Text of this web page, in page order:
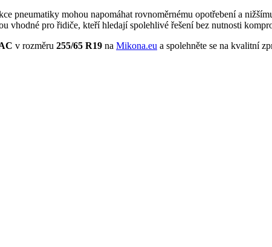
pneumatiky mohou napomáhat rovnoměrnému opotřebení a
vhodné pro řidiče, kteří hledají spolehlivé řešení bez nutnosti
v rozměru 255/65 R19 na Mikona.eu a spolehněte se na kvalitní